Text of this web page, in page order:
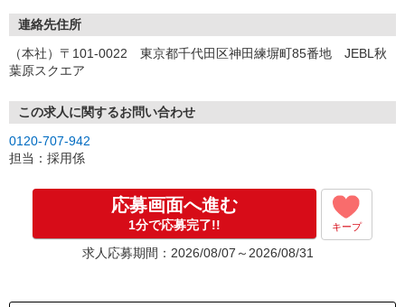
受付時間/平日9:00〜19:00
【来場登録（目安1時間30分）】
▼Step2 全国にあるお仕事の中から、あなたにピッタリのお仕事を
ご案内
▼Step3 就業前に職場見学で気になる事はしっかりチェック！
応募⇒最短で2日後からの勤務も可能です！
連絡先住所
（本社）〒101-0022 東京都千代田区神田練塀町85番地 JEBL秋
葉原スクエア
この求人に関するお問い合わせ
0120-707-942
担当：採用係
応募画面へ進む
1分で応募完了!! キープ
求人応募期間：2026/08/07～2026/08/31